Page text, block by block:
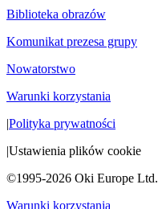
Biblioteka obrazów
Komunikat prezesa grupy
Nowatorstwo
Warunki korzystania
|Polityka prywatności
|Ustawienia plików cookie
©1995-2026 Oki Europe Ltd.
Warunki korzystania